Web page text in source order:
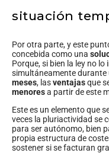
situación
Por otra parte, y este
concebida como una
Porque, si bien la ley no
simultáneamente durante
meses, lasventajasque
menoresa partir de este
Este es un elemento que
veces la pluriactividad se
para ser autónomo, bien
propia estructura de
sostener si se facturan